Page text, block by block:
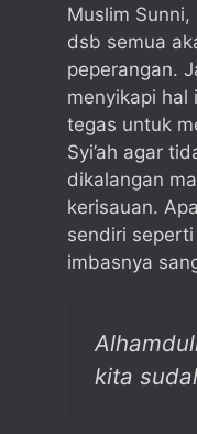
Muslim
dsb semua
peperangan.
menyikapi hal
tegas untuk
Syi’ah agar
dikalangan
kerisauan.
sendiri
imbasnya
kita